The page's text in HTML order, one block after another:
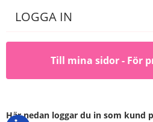
LOGGA IN
Till mina sidor - För
Här nedan loggar du in som kund